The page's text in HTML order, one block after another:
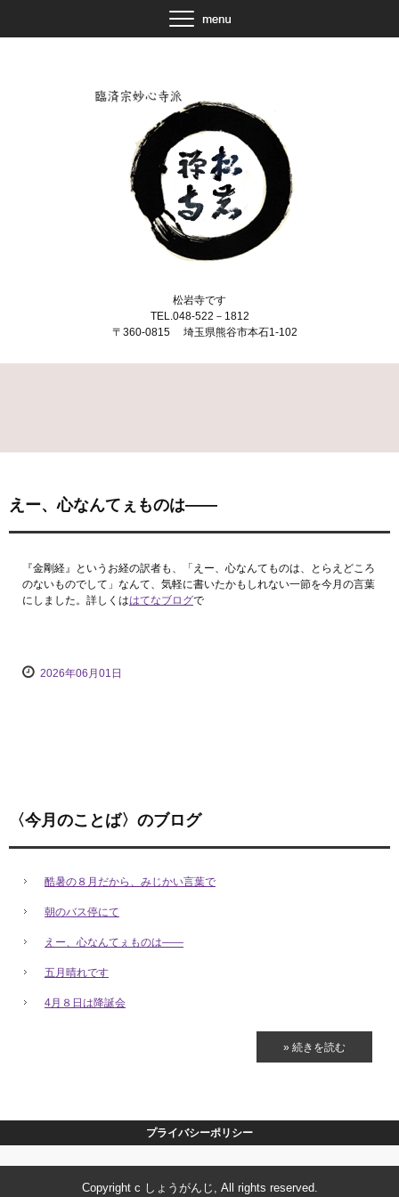
松岩寺です
TEL.048-522－1812
〒360-0815 埼玉県熊谷市本石1-102
えー、心なんてぇものは――
『金剛経』というお経の訳者も、「えー、心なんてものは、とらえどころ
のないものでして」なんて、気軽に書いたかもしれない一節を今月の言葉
にしました。詳しくははてなブログで
2026年06月01日
〈今月のことば〉のブログ
酷暑の８月だから、みじかい言葉で
朝のバス停にて
えー、心なんてぇものは――
五月晴れです
4月８日は降誕会
» 続きを読む
プライバシーポリシー
Copyright c しょうがんじ, All rights reserved.